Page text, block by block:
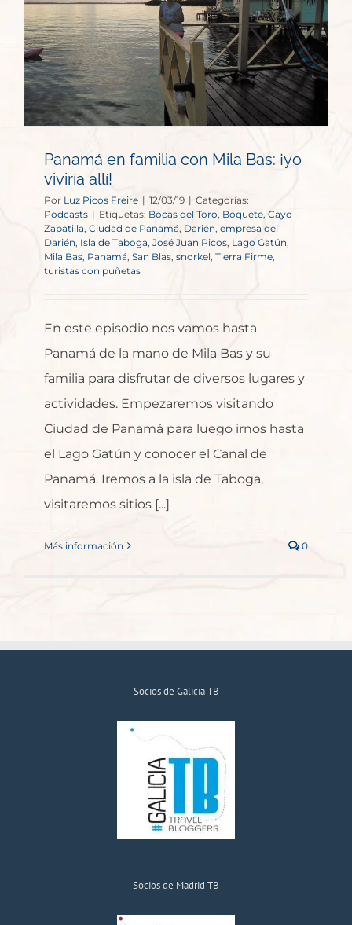
Panamá en familia con Mila Bas: ¡yo
viviría allí!
Por Luz Picos Freire | 12/03/19 | Categorías:
Podcasts | Etiquetas: Bocas del Toro Boquete, Cayo
Zapatilla Ciudad de Panamá, Darién empresa del
Darién Isla de Taboga, José Juan Picos Lago Gatún,
Mila Bas, Panamá, San Blas snorkel, Tierra Firme
turistas con puñetas
En este episodio nos vamos hasta
Panamá de la mano de Mila Bas y su
familia para disfrutar de diversos lugares y
actividades. Empezaremos visitando
Ciudad de Panamá para luego irnos hasta
el Lago Gatún y conocer el Canal de
Panamá. Iremos a la isla de Taboga,
visitaremos sitios [...]
Más información 0
Socios de Galicia TB
Socios de Madrid TB